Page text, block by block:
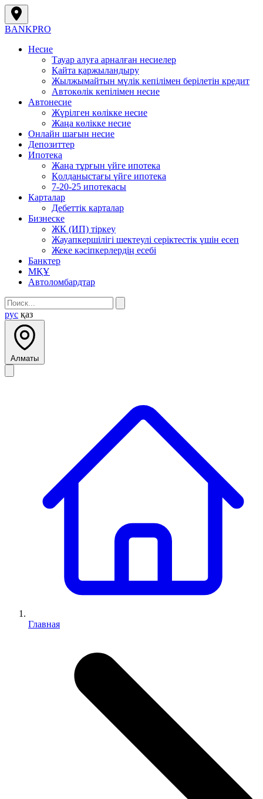
BANKPRO
Несие
Тауар алуға арналған несиелер
Қайта қаржыландыру
Жылжымайтын мүлік кепілімен берілетін кредит
Автокөлік кепілімен несие
Автонесие
Жүрілген көлікке несие
Жаңа көлікке несие
Онлайн шағын несие
Депозиттер
Ипотека
Жаңа тұрғын үйге ипотека
Қолданыстағы үйге ипотека
7-20-25 ипотекасы
Карталар
Дебеттік карталар
Бизнеске
ЖК (ИП) тіркеу
Жауапкершілігі шектеулі серіктестік үшін есеп
Жеке кәсіпкерлердің есебі
Банктер
МҚҰ
Автоломбардтар
рус қаз
Алматы
Главная